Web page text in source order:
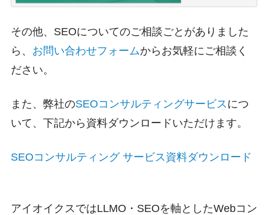
その他、SEOについてのご相談ごとがありました
ら、 お問い合わせフォームからお気軽にご相談く
ださい。
また、弊社のSEOコンサルティングサービスにつ
いて、下記から資料ダウンロードいただけます。
SEOコンサルティング サービス資料ダウンロード
アイオイクスではLLMO・SEOを軸としたWebコン